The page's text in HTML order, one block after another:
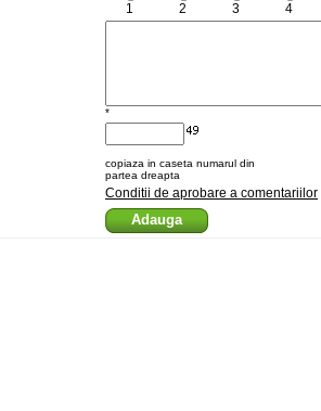
1 2 3 4
*
copiaza in caseta numarul din
partea dreapta
Conditii de aprobare a comentariilor